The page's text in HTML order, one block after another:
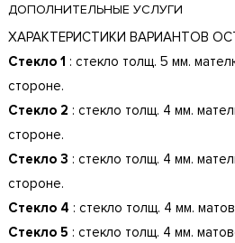
ДОПОЛНИТЕЛЬНЫЕ УСЛУГИ
ХАРАКТЕРИСТИКИ ВАРИАНТОВ
Стекло 1 : стекло толщ. 5 мм.
стороне.
Стекло 2 : стекло толщ. 4 мм.
стороне.
Стекло 3 : стекло толщ. 4 мм.
стороне.
Стекло 4 : стекло толщ. 4 мм.
Стекло 5 : стекло толщ. 4 мм.